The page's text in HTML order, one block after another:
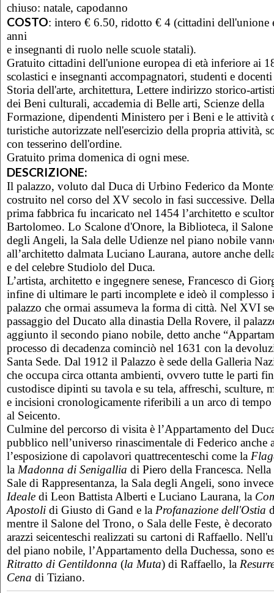
chiuso: natale, capodanno
COSTO: intero € 6.50, ridotto € 4 (cittadini dell'unione
anni
e insegnanti di ruolo nelle scuole statali).
Gratuito cittadini dell'unione europea di età inferiore ai
scolastici e insegnanti accompagnatori, studenti e
Storia dell'arte, architettura, Lettere indirizzo storico-
dei Beni culturali, accademia di Belle arti, Scienze della
Formazione, dipendenti Ministero per i Beni e le
turistiche autorizzate nell'esercizio della propria attività,
con tesserino dell'ordine.
Gratuito prima domenica di ogni mese.
DESCRIZIONE:
Il palazzo, voluto dal Duca di Urbino Federico da
costruito nel corso del XV secolo in fasi successive.
prima fabbrica fu incaricato nel 1454 l’architetto e
Bartolomeo. Lo Scalone d'Onore, la Biblioteca, il
degli Angeli, la Sala delle Udienze nel piano nobile
all’architetto dalmata Luciano Laurana, autore anche
e del celebre Studiolo del Duca.
L’artista, architetto e ingegnere senese, Francesco di
infine di ultimare le parti incomplete e ideò il
palazzo che ormai assumeva la forma di città. Nel XVI
passaggio del Ducato alla dinastia Della Rovere, il
aggiunto il secondo piano nobile, detto anche
processo di decadenza cominciò nel 1631 con la
Santa Sede. Dal 1912 il Palazzo è sede della Galleria
che occupa circa ottanta ambienti, ovvero tutte le parti
custodisce dipinti su tavola e su tela, affreschi, sculture,
e incisioni cronologicamente riferibili a un arco di tempo
al Seicento.
Culmine del percorso di visita è l’Appartamento del
pubblico nell’universo rinascimentale di Federico anche
l’esposizione di capolavori quattrecenteschi come la
la Madonna di Senigallia di Piero della Francesca.
Sale di Rappresentanza, la Sala degli Angeli, sono
Ideale di Leon Battista Alberti e Luciano Laurana, la
Apostoli di Giusto di Gand e la Profanazione dell'Ostia
mentre il Salone del Trono, o Sala delle Feste, è
arazzi seicenteschi realizzati su cartoni di Raffaello.
del piano nobile, l’Appartamento della Duchessa, sono
Ritratto di Gentildonna (la Muta) di Raffaello, la
Cena di Tiziano.